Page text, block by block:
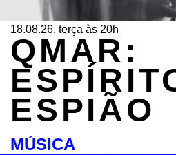
18.08.26, terça às 20h
QMAR:
ESPIÃO
MÚSICA